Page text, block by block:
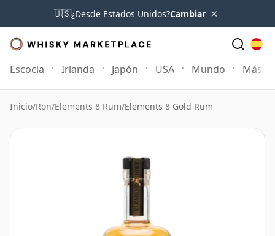
🇺🇸¿Desde Estados Unidos?Cambiar ×
Escocia Irlanda Japón USA Mundo Más
Inicio/Ron/Elements 8 Rum/Elements 8 Gold Rum